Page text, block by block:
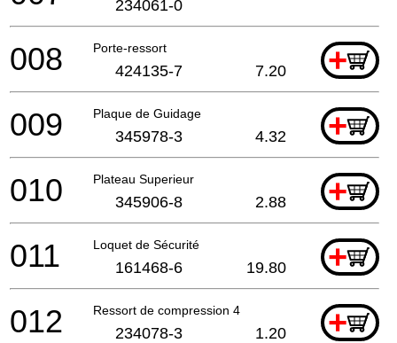
234061-0
Porte-ressort +
008 424135-7 7.20
Plaque de Guidage +
009 345978-3 4.32
Plateau Superieur +
010 345906-8 2.88
Loquet de Sécurité +
011 161468-6 19.80
Ressort de compression 4 +
012 234078-3 1.20